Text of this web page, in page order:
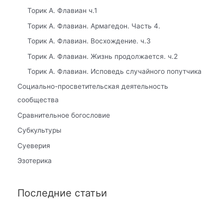
Торик А. Флавиан ч.1
Торик А. Флавиан. Армагедон. Часть 4.
Торик А. Флавиан. Восхождение. ч.3
Торик А. Флавиан. Жизнь продолжается. ч.2
Торик А. Флавиан. Исповедь случайного попутчика
Социально-просветительская деятельность
сообщества
Сравнительное богословие
Субкультуры
Суеверия
Эзотерика
Последние статьи